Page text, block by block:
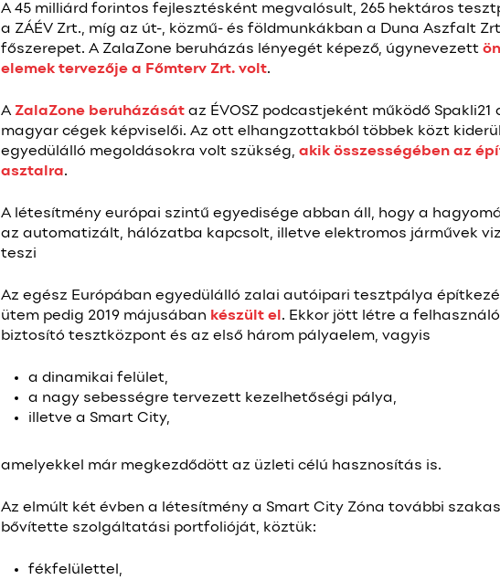
A 45 milliárd forintos fejlesztésként megvalósult, 265 hektáros
a ZÁÉV Zrt., míg az út-, közmű- és földmunkákban a Duna Aszfalt
főszerepet. A ZalaZone beruházás lényegét képező, úgynevezett
elemek tervezője a Főmterv Zrt. volt.
A ZalaZone beruházásátaz ÉVOSZ podcastjeként működő
magyar cégek képviselői. Az ott elhangzottakból többek közt
egyedülálló megoldásokra volt szükség, akik összességében az
asztalra.
A létesítmény európai szintű egyedisége abban áll, hogy a
az automatizált, hálózatba kapcsolt, illetve elektromos járművek
teszi
Az egész Európában egyedülálló zalai autóipari tesztpálya
ütem pedig 2019 májusában készült el. Ekkor jött létre a
biztosító tesztközpont és az első három pályaelem, vagyis
a dinamikai felület,
a nagy sebességre tervezett kezelhetőségi pálya,
illetve a Smart City,
amelyekkel már megkezdődött az üzleti célú hasznosítás is.
Az elmúlt két évben a létesítmény a Smart City Zóna további
bővítette szolgáltatási portfolióját, köztük:
fékfelülettel,